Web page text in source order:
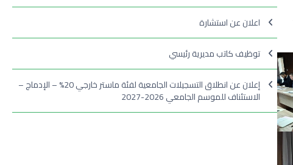
اعلان عن استشارة
توظيف كاتب مديرية رئيسي
إعلان عن انطلاق التسجيلات الجامعية لفئة ماستر خارجي 20% – الإدماج –
الاستئناف للموسم الجامعي 2026-2027